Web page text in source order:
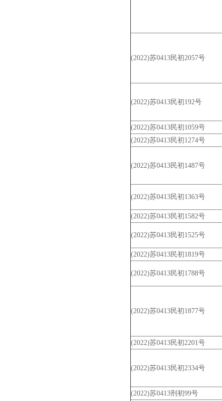
(2022)苏0413民初2057号
(2022)苏0413民初192号
(2022)苏0413民初1059号
(2022)苏0413民初1274号
(2022)苏0413民初1487号
(2022)苏0413民初1363号
(2022)苏0413民初1582号
(2022)苏0413民初1525号
(2022)苏0413民初1819号
(2022)苏0413民初1788号
(2022)苏0413民初1877号
(2022)苏0413民初2201号
(2022)苏0413民初2334号
(2022)苏0413刑初99号